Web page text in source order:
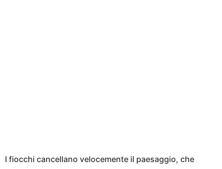
I fiocchi cancellano velocemente il paesaggio, che